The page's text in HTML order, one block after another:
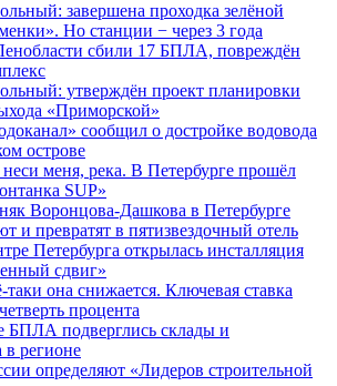
завершена проходка зелёной
Но станции − через 3 года
сбили 17 БПЛА, повреждён
утверждён проект планировки
«Приморской»
сообщил о достройке водовода
острове
меня, река. В Петербурге прошёл
SUP»
Воронцова-Дашкова в Петербурге
и превратят в пятизвездочный отель
Петербурга открылась инсталляция
сдвиг»
таки она снижается. Ключевая ставка
процента
БПЛА подверглись склады и
в регионе
определяют «Лидеров строительной